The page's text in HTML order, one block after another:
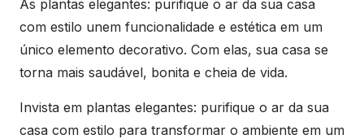
As plantas elegantes: purifique o ar da sua casa
com estilo unem funcionalidade e estética em um
único elemento decorativo. Com elas, sua casa se
torna mais saudável, bonita e cheia de vida.
Invista em plantas elegantes: purifique o ar da sua
casa com estilo para transformar o ambiente em um